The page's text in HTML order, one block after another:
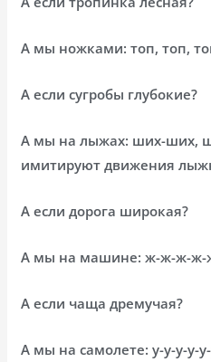
А мы ножками: топ, топ,
А если сугробы глубокие?
А мы на лыжах: ших-ших,
имитируют движения
А если дорога широкая?
А мы на машине: ж-ж-ж-ж-
А если чаща дремучая?
А мы на самолете: у-у-у-у-